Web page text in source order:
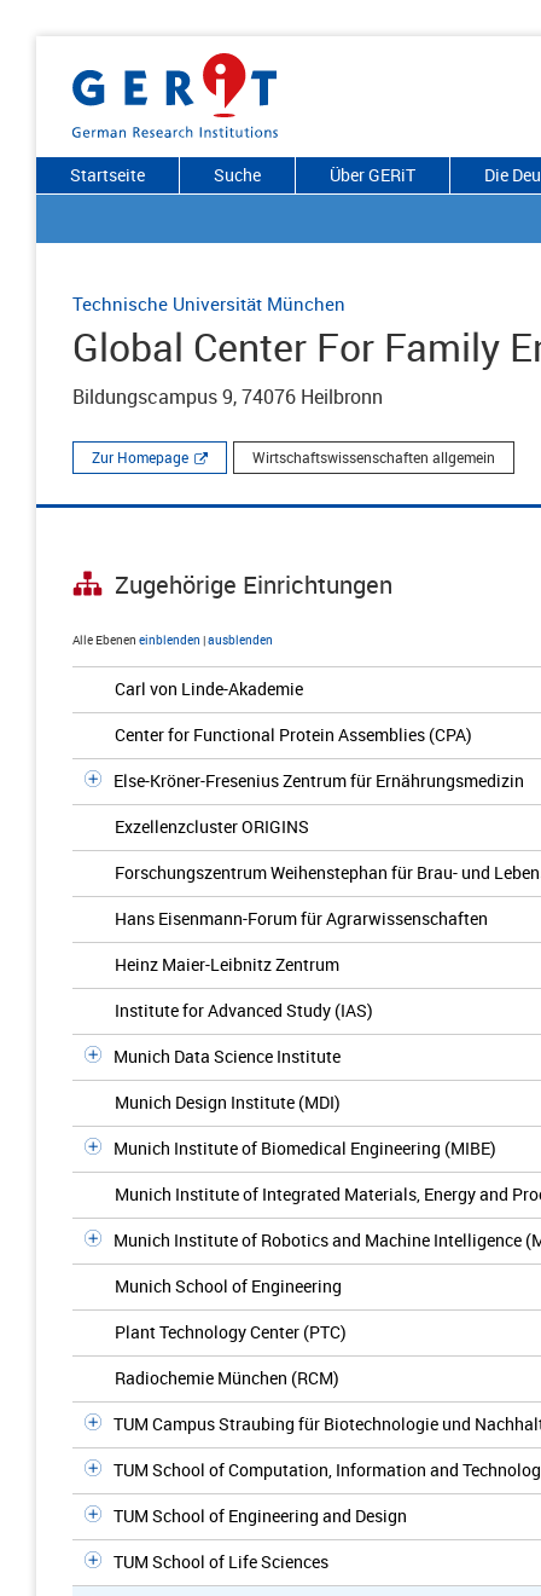
Startseite Suche Über GERiT Die
Technische Universität München
Global Center For Family
Bildungscampus 9, 74076 Heilbronn
Zur Homepage Wirtschaftswissenschaften allgemein
Zugehörige Einrichtungen
Alle Ebenen einblenden |ausblenden
Carl von Linde-Akademie
Center for Functional Protein Assemblies (CPA)
Else-Kröner-Fresenius Zentrum für Ernährungsmedizin
Exzellenzcluster ORIGINS
Forschungszentrum Weihenstephan für Brau- und
Hans Eisenmann-Forum für Agrarwissenschaften
Heinz Maier-Leibnitz Zentrum
Institute for Advanced Study (IAS)
Munich Data Science Institute
Munich Design Institute (MDI)
Munich Institute of Biomedical Engineering (MIBE)
Munich Institute of Integrated Materials, Energy and
Munich Institute of Robotics and Machine Intelligence
Munich School of Engineering
Plant Technology Center (PTC)
Radiochemie München (RCM)
TUM Campus Straubing für Biotechnologie und
TUM School of Computation, Information and
TUM School of Engineering and Design
TUM School of Life Sciences